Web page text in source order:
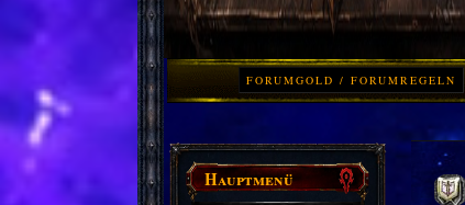
FORUMGOLD / FORUMREGELN
Hauptmenü